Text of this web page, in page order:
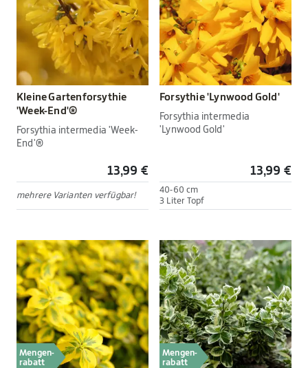
Kleine Gartenforsythie
'Week-End'®
Forsythia intermedia 'Week-
End'®
13,99 €
mehrere Varianten verfügbar!
Forsythie 'Lynwood Gold'
Forsythia intermedia
'Lynwood Gold'
13,99 €
40-60 cm
3 Liter Topf
Mengen-
rabatt
Mengen-
rabatt